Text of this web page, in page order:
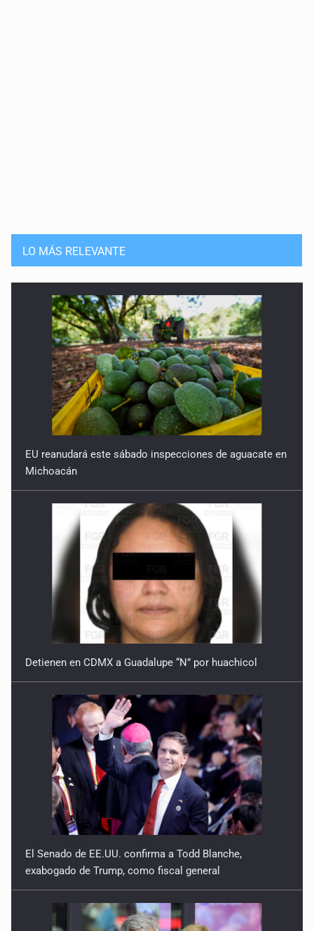
LO MÁS RELEVANTE
EU reanudará este sábado inspecciones de aguacate en
Michoacán
Detienen en CDMX a Guadalupe “N” por huachicol
El Senado de EE.UU. confirma a Todd Blanche,
exabogado de Trump, como fiscal general